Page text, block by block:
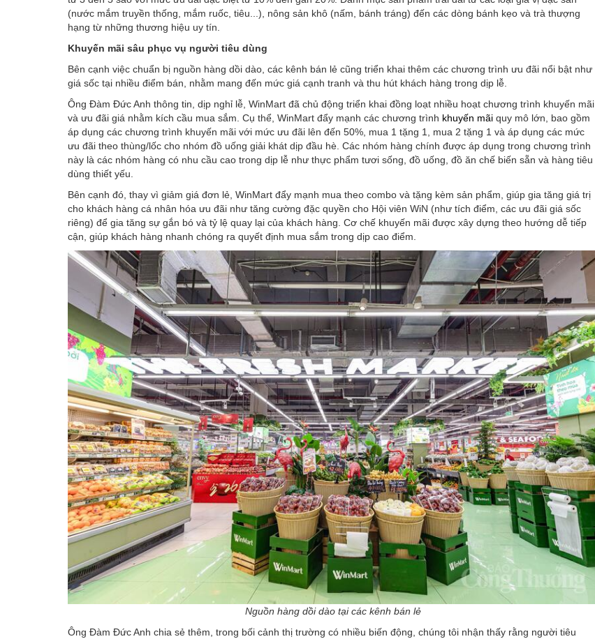
(nước mắm truyền thống, mắm ruốc, tiêu...), nông sản khô (nấm, bánh tráng) đến các dòng bánh kẹo và trà thượng
hạng từ những thương hiệu uy tín.
Khuyến mãi sâu phục vụ người tiêu dùng
Bên cạnh việc chuẩn bị nguồn hàng dồi dào, các kênh bán lẻ cũng triển khai thêm các chương trình ưu đãi nổi bật như
giá sốc tại nhiều điểm bán, nhằm mang đến mức giá cạnh tranh và thu hút khách hàng trong dịp lễ.
Ông Đàm Đức Anh thông tin, dịp nghỉ lễ, WinMart đã chủ động triển khai đồng loạt nhiều hoạt chương trình khuyến mãi
và ưu đãi giá nhằm kích cầu mua sắm. Cụ thể, WinMart đẩy mạnh các chương trình khuyến mãi quy mô lớn, bao gồm
áp dụng các chương trình khuyến mãi với mức ưu đãi lên đến 50%, mua 1 tặng 1, mua 2 tặng 1 và áp dụng các mức
ưu đãi theo thùng/lốc cho nhóm đồ uống giải khát dịp đầu hè. Các nhóm hàng chính được áp dụng trong chương trình
này là các nhóm hàng có nhu cầu cao trong dịp lễ như thực phẩm tươi sống, đồ uống, đồ ăn chế biến sẵn và hàng tiêu
dùng thiết yếu.
Bên cạnh đó, thay vì giảm giá đơn lẻ, WinMart đẩy mạnh mua theo combo và tặng kèm sản phẩm, giúp gia tăng giá trị
cho khách hàng cá nhân hóa ưu đãi như tăng cường đặc quyền cho Hội viên WiN (như tích điểm, các ưu đãi giá sốc
riêng) để gia tăng sự gắn bó và tỷ lệ quay lại của khách hàng. Cơ chế khuyến mãi được xây dựng theo hướng dễ tiếp
cận, giúp khách hàng nhanh chóng ra quyết định mua sắm trong dịp cao điểm.
Nguồn hàng dồi dào tại các kênh bán lẻ
Ông Đàm Đức Anh chia sẻ thêm, trong bối cảnh thị trường có nhiều biến động, chúng tôi nhận thấy rằng người tiêu